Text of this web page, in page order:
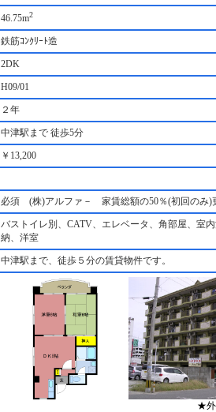
46.75m2
鉄筋ｺﾝｸﾘｰﾄ造
2DK
H09/01
２年
中津駅まで 徒歩5分
￥13,200
必須 (株)アルファ－ 家賃総額の50％(初回のみ)
バストイレ別、CATV、エレベータ、角部屋、室
納、洋室
中津駅まで、徒歩５分の賃貸物件です。
★